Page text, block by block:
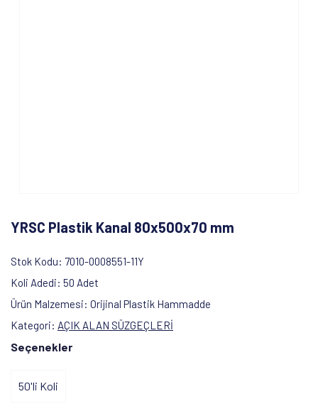
YRSC Plastik Kanal 80x500x70 mm
Stok Kodu
7010-0008551-11Y
Koli Adedi 50 Adet
Ürün Malzemesi Orijinal Plastik Hammadde
Kategori
AÇIK ALAN SÜZGEÇLERİ
Seçenekler
50'li Koli